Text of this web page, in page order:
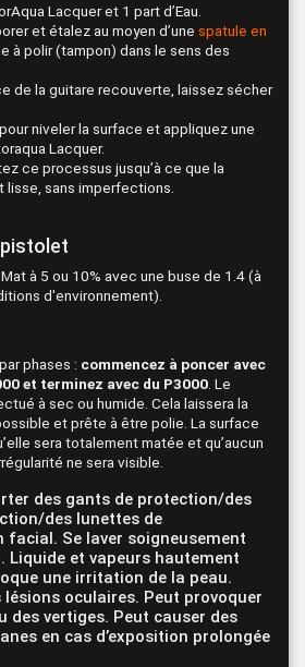
Lacquer et 1 part d’Eau.
et étalez au moyen d’une spatule en
à polir (tampon) dans le sens des
de la guitare recouverte, laissez sécher
niveler la surface et appliquez une
Lacquer.
ce processus jusqu’à ce que la
lisse, sans imperfections.
à 5 ou 10% avec une buse de 1.4 (à
d'environnement).
phases : commencez à poncer avec
et terminez avec du P3000 . Le
à sec ou humide. Cela laissera la
et prête à être polie. La surface
sera totalement matée et qu’aucun
ne sera visible.
des gants de protection/des
des lunettes de
Se laver soigneusement
Liquide et vapeurs hautement
une irritation de la peau.
lésions oculaires. Peut provoquer
des vertiges. Peut causer des
en cas d’exposition prolongée